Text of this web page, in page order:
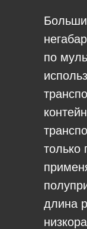
по
только
длина